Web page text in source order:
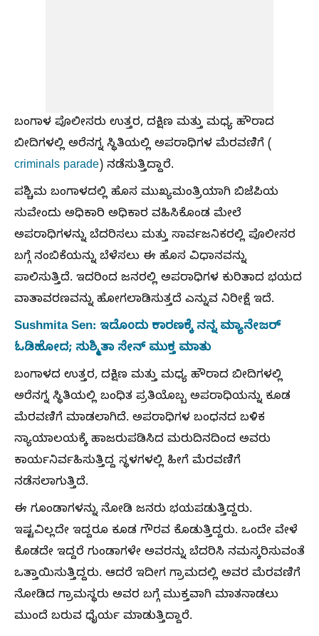
ಬಂಗಾಳ ಪೊಲೀಸರು ಉತ್ತರ, ದಕ್ಷಿಣ ಮತ್ತು ಮಧ್ಯ ಹೌರಾದ
ಬೀದಿಗಳಲ್ಲಿ ಅರೆನಗ್ನ ಸ್ಥಿತಿಯಲ್ಲಿ ಅಪರಾಧಿಗಳ ಮೆರವಣಿಗೆ (
criminals parade) ನಡೆಸುತ್ತಿದ್ದಾರೆ.
ಪಶ್ಚಿಮ ಬಂಗಾಳದಲ್ಲಿ ಹೊಸ ಮುಖ್ಯಮಂತ್ರಿಯಾಗಿ ಬಿಜೆಪಿಯ
ಸುವೇಂದು ಅಧಿಕಾರಿ ಅಧಿಕಾರ ವಹಿಸಿಕೊಂಡ ಮೇಲೆ
ಅಪರಾಧಿಗಳನ್ನು ಬೆದರಿಸಲು ಮತ್ತು ಸಾರ್ವಜನಿಕರಲ್ಲಿ ಪೊಲೀಸರ
ಬಗ್ಗೆ ನಂಬಿಕೆಯನ್ನು ಬೆಳೆಸಲು ಈ ಹೊಸ ವಿಧಾನವನ್ನು
ಪಾಲಿಸುತ್ತಿದೆ. ಇದರಿಂದ ಜನರಲ್ಲಿ ಅಪರಾಧಿಗಳ ಕುರಿತಾದ ಭಯದ
ವಾತಾವರಣವನ್ನು ಹೋಗಲಾಡಿಸುತ್ತದೆ ಎನ್ನುವ ನಿರೀಕ್ಷೆ ಇದೆ.
Sushmita Sen: ಇದೊಂದು ಕಾರಣಕ್ಕೆ ನನ್ನ ಮ್ಯಾನೇಜರ್
ಓಡಿಹೋದ; ಸುಶ್ಮಿತಾ ಸೇನ್ ಮುಕ್ತ ಮಾತು
ಬಂಗಾಳದ ಉತ್ತರ, ದಕ್ಷಿಣ ಮತ್ತು ಮಧ್ಯ ಹೌರಾದ ಬೀದಿಗಳಲ್ಲಿ
ಅರೆನಗ್ನ ಸ್ಥಿತಿಯಲ್ಲಿ ಬಂಧಿತ ಪ್ರತಿಯೊಬ್ಬ ಅಪರಾಧಿಯನ್ನು ಕೂಡ
ಮೆರವಣಿಗೆ ಮಾಡಲಾಗಿದೆ. ಅಪರಾಧಿಗಳ ಬಂಧನದ ಬಳಿಕ
ನ್ಯಾಯಾಲಯಕ್ಕೆ ಹಾಜರುಪಡಿಸಿದ ಮರುದಿನದಿಂದ ಅವರು
ಕಾರ್ಯನಿರ್ವಹಿಸುತ್ತಿದ್ದ ಸ್ಥಳಗಳಲ್ಲಿ ಹೀಗೆ ಮೆರವಣಿಗೆ
ನಡೆಸಲಾಗುತ್ತಿದೆ.
ಈ ಗೂಂಡಾಗಳನ್ನು ನೋಡಿ ಜನರು ಭಯಪಡುತ್ತಿದ್ದರು.
ಇಷ್ಟವಿಲ್ಲದೇ ಇದ್ದರೂ ಕೂಡ ಗೌರವ ಕೊಡುತ್ತಿದ್ದರು. ಒಂದೇ ವೇಳೆ
ಕೊಡದೇ ಇದ್ದರೆ ಗುಂಡಾಗಳೇ ಅವರನ್ನು ಬೆದರಿಸಿ ನಮಸ್ಕರಿಸುವಂತೆ
ಒತ್ತಾಯಿಸುತ್ತಿದ್ದರು. ಆದರೆ ಇದೀಗ ಗ್ರಾಮದಲ್ಲಿ ಅವರ ಮೆರವಣಿಗೆ
ನೋಡಿದ ಗ್ರಾಮಸ್ಥರು ಅವರ ಬಗ್ಗೆ ಮುಕ್ತವಾಗಿ ಮಾತನಾಡಲು
ಮುಂದೆ ಬರುವ ಧೈರ್ಯ ಮಾಡುತ್ತಿದ್ದಾರೆ.